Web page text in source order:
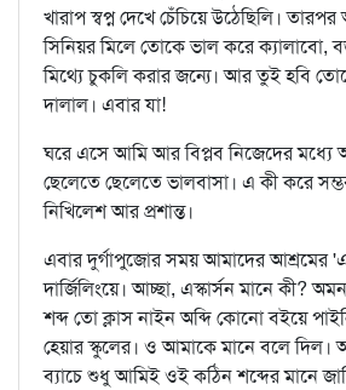
খারাপ স্বপ্ন দেখে চেঁচিয়ে উঠেছিলি।
সিনিয়র মিলে তোকে ভাল করে ক্যালাবো,
মিথ্যে চুকলি করার জন্যে। আর তুই হবি
দালাল। এবার যা!
ঘরে এসে আমি আর বিপ্লব নিজেদের মধ্যে
ছেলেতে ছেলেতে ভালবাসা। এ কী করে
নিখিলেশ আর প্রশান্ত।
এবার দুর্গাপুজোর সময় আমাদের আশ্রমের
দার্জিলিংয়ে। আচ্ছা, এস্কার্সন মানে কী?
শব্দ তো ক্লাস নাইন অব্দি কোনো বইয়ে
হেয়ার স্কুলের। ও আমাকে মানে বলে দিল।
ব্যাচে শুধু আমিই ওই কঠিন শব্দের মানে